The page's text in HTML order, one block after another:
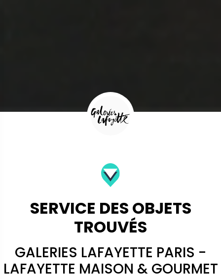
SERVICE DES OBJETS
TROUVÉS
GALERIES LAFAYETTE PARIS -
LAFAYETTE MAISON & GOURMET